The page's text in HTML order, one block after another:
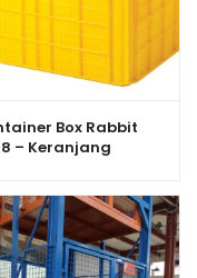
Box Rabbit
– Keranjang